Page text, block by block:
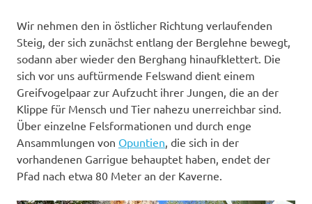
Wir nehmen den in östlicher Richtung verlaufenden
Steig, der sich zunächst entlang der Berglehne bewegt,
sodann aber wieder den Berghang hinaufklettert. Die
sich vor uns auftürmende Felswand dient einem
Greifvogelpaar zur Aufzucht ihrer Jungen, die an der
Klippe für Mensch und Tier nahezu unerreichbar sind.
Über einzelne Felsformationen und durch enge
Ansammlungen von Opuntien, die sich in der
vorhandenen Garrigue behauptet haben, endet der
Pfad nach etwa 80 Meter an der Kaverne.